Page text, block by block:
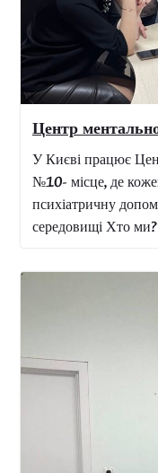
У нашому
розвитку
плануванню
час роботи ми